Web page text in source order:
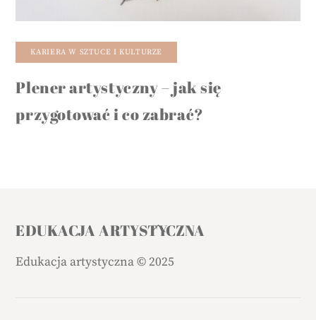
KARIERA W SZTUCE I KULTURZE
Plener artystyczny – jak się
przygotować i co zabrać?
Back
Top
EDUKACJA ARTYSTYCZNA
Edukacja artystyczna© 2025